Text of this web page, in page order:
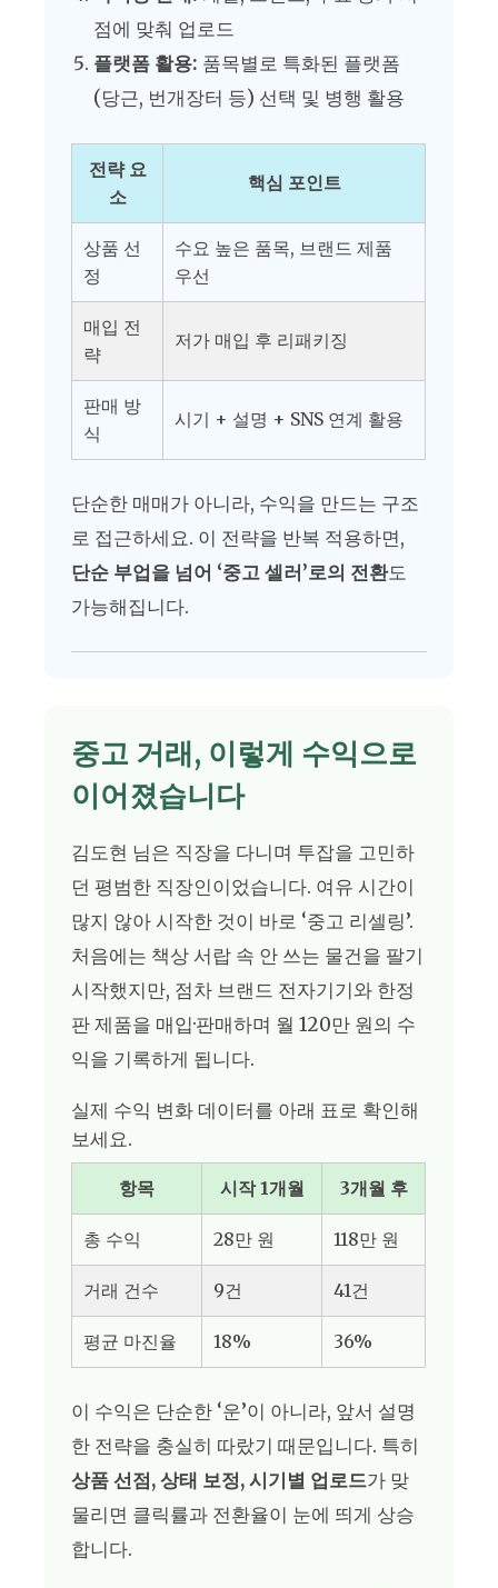
점에 맞춰 업로드
플랫폼 활용: 품목별로 특화된 플랫폼
(당근, 번개장터 등) 선택 및 병행 활용
전략 요
소
핵심 포인트
상품 선
정
수요 높은 품목, 브랜드 제품
우선
매입 전
략
저가 매입 후 리패키징
판매 방
식
시기 + 설명 + SNS 연계 활용
단순한 매매가 아니라, 수익을 만드는 구조
로 접근하세요. 이 전략을 반복 적용하면,
단순 부업을 넘어 ‘중고 셀러’로의 전환도
가능해집니다.
중고 거래, 이렇게 수익으로
이어졌습니다
김도현 님은 직장을 다니며 투잡을 고민하
던 평범한 직장인이었습니다. 여유 시간이
많지 않아 시작한 것이 바로 ‘중고 리셀링’.
처음에는 책상 서랍 속 안 쓰는 물건을 팔기
시작했지만, 점차 브랜드 전자기기와 한정
판 제품을 매입·판매하며 월 120만 원의 수
익을 기록하게 됩니다.
실제 수익 변화 데이터를 아래 표로 확인해
보세요.
항목 시작 1개월 3개월 후
총 수익 28만 원 118만 원
거래 건수 9건 41건
평균 마진율 18% 36%
이 수익은 단순한 ‘운’이 아니라, 앞서 설명
한 전략을 충실히 따랐기 때문입니다. 특히
상품 선점, 상태 보정, 시기별 업로드가 맞
물리면 클릭률과 전환율이 눈에 띄게 상승
합니다.